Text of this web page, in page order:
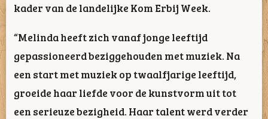
kader van de landelijke Kom Erbij Week.
“Melinda heeft zich vanaf jonge leeftijd
gepassioneerd beziggehouden met muziek. Na
een start met muziek op twaalfjarige leeftijd,
groeide haar liefde voor de kunstvorm uit tot
een serieuze bezigheid. Haar talent werd verder